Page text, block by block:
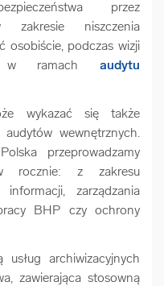
przez
zakresie niszczenia
osobiście, podczas wizji
w ramach audytu
wykazać się także
audytów wewnętrznych.
przeprowadzamy
rocznie: z zakresu
informacji, zarządzania
BHP czy ochrony
archiwizacyjnych
zawierająca stosowną